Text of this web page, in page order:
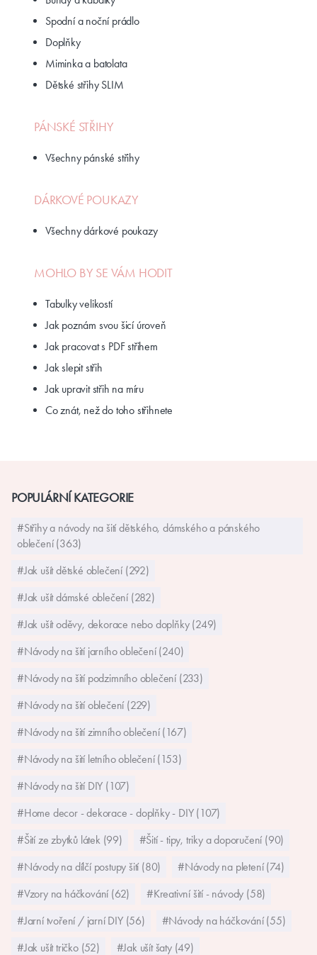
Spodní a noční prádlo
Doplňky
Miminka a batolata
Dětské střihy SLIM
PÁNSKÉ STŘIHY
Všechny pánské střihy
DÁRKOVÉ POUKAZY
Všechny dárkové poukazy
MOHLO BY SE VÁM HODIT
Tabulky velikostí
Jak poznám svou šicí úroveň
Jak pracovat s PDF střihem
Jak slepit střih
Jak upravit střih na míru
Co znát, než do toho střihnete
POPULÁRNÍ KATEGORIE
#Střihy a návody na šití dětského, dámského a pánského
oblečení (363)
#Jak ušít dětské oblečení (292)
#Jak ušít dámské oblečení (282)
#Jak ušít oděvy, dekorace nebo doplňky (249)
#Návody na šití jarního oblečení (240)
#Návody na šití podzimního oblečení (233)
#Návody na šití oblečení (229)
#Návody na šití zimního oblečení (167)
#Návody na šití letního oblečení (153)
#Návody na šití DIY (107)
#Home decor - dekorace - doplňky - DIY (107)
#Šití ze zbytků látek (99)
#Šití - tipy, triky a doporučení (90)
#Návody na dílčí postupy šití (80)
#Návody na pletení (74)
#Vzory na háčkování (62)
#Kreativní šití - návody (58)
#Jarní tvoření / jarní DIY (56)
#Návody na háčkování (55)
#Jak ušít tričko (52)
#Jak ušít šaty (49)